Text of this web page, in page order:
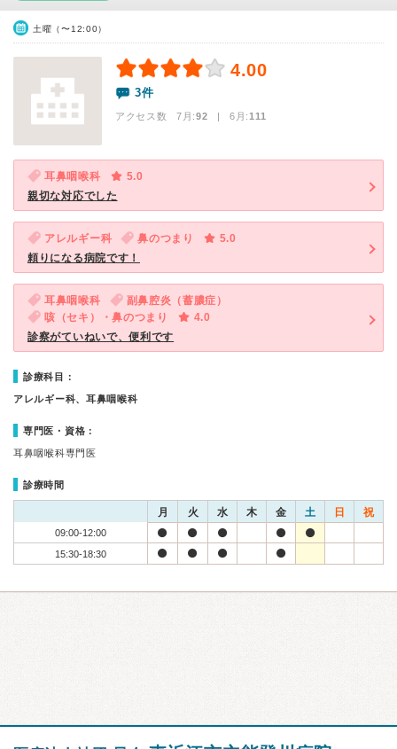
土曜（〜12:00）
4.00
3件
アクセス数 7月:92 | 6月:111
耳鼻咽喉科
5.0
親切な対応でした
アレルギー科 鼻のつまり
5.0
頼りになる病院です！
耳鼻咽喉科
副鼻腔炎（蓄膿症）
咳（セキ）・鼻のつまり
4.0
診察がていねいで、便利です
診療科目：
アレルギー科、耳鼻咽喉科
専門医・資格：
耳鼻咽喉科専門医
診療時間
月 火 水 木 金 土 日 祝
09:00-12:00
15:30-18:30